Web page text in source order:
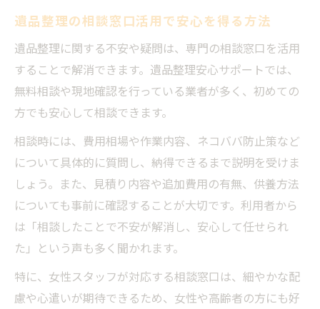
遺品整理の相談窓口活用で安心を得る方法
遺品整理に関する不安や疑問は、専門の相談窓口を活用
することで解消できます。遺品整理安心サポートでは、
無料相談や現地確認を行っている業者が多く、初めての
方でも安心して相談できます。
相談時には、費用相場や作業内容、ネコババ防止策など
について具体的に質問し、納得できるまで説明を受けま
しょう。また、見積り内容や追加費用の有無、供養方法
についても事前に確認することが大切です。利用者から
は「相談したことで不安が解消し、安心して任せられ
た」という声も多く聞かれます。
特に、女性スタッフが対応する相談窓口は、細やかな配
慮や心遣いが期待できるため、女性や高齢者の方にも好